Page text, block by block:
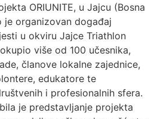
ORIUNITE, u Jajcu (Bosna
je organizovan događaj
u okviru Jajce Triathlon
više od 100 učesnika,
članove lokalne zajednice,
edukatore te
i profesionalnih sfera.
je predstavljanje projekta